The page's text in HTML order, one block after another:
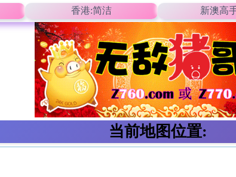
香港:简洁 新澳高
当前地图位置: